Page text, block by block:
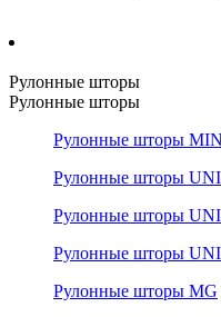
Рулонные шторы
Рулонные шторы
Рулонные шторы
Рулонные шторы
Рулонные шторы
Рулонные шторы
Рулонные шторы MG